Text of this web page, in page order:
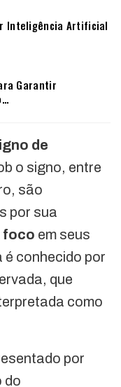
Inteligência Artificial
Garantir
de
o signo, entre
são
por sua
foco em seus
conhecido por
que
como
por
do